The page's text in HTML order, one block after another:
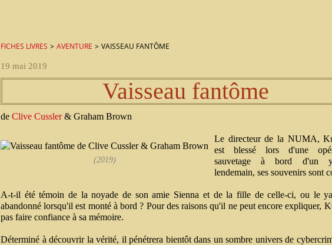
FICHES LIVRES > AVENTURE > VAISSEAU FANTÔME
19 mai 2019
Vaisseau fantôme
de Clive Cussler& Graham Brown
(2019)
Le directeur de la NUMA,
est blessé lors d'une
sauvetage à bord d'un
lendemain, ses souvenirs sont
A-t-il été témoin de la noyade de son amie Sienna et de la fille de celle-ci, ou le
abandonné lorsqu'il est monté à bord ? Pour des raisons qu'il ne peut encore expliquer,
pas faire confiance à sa mémoire.
Déterminé à découvrir la vérité, il pénétrera bientôt dans un sombre univers de